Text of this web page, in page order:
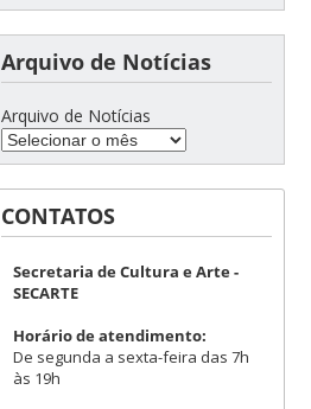
Arquivo de Notícias
Arquivo de Notícias
CONTATOS
Secretaria de Cultura e Arte -
SECARTE
Horário de atendimento:
De segunda a sexta-feira das 7h
às 19h